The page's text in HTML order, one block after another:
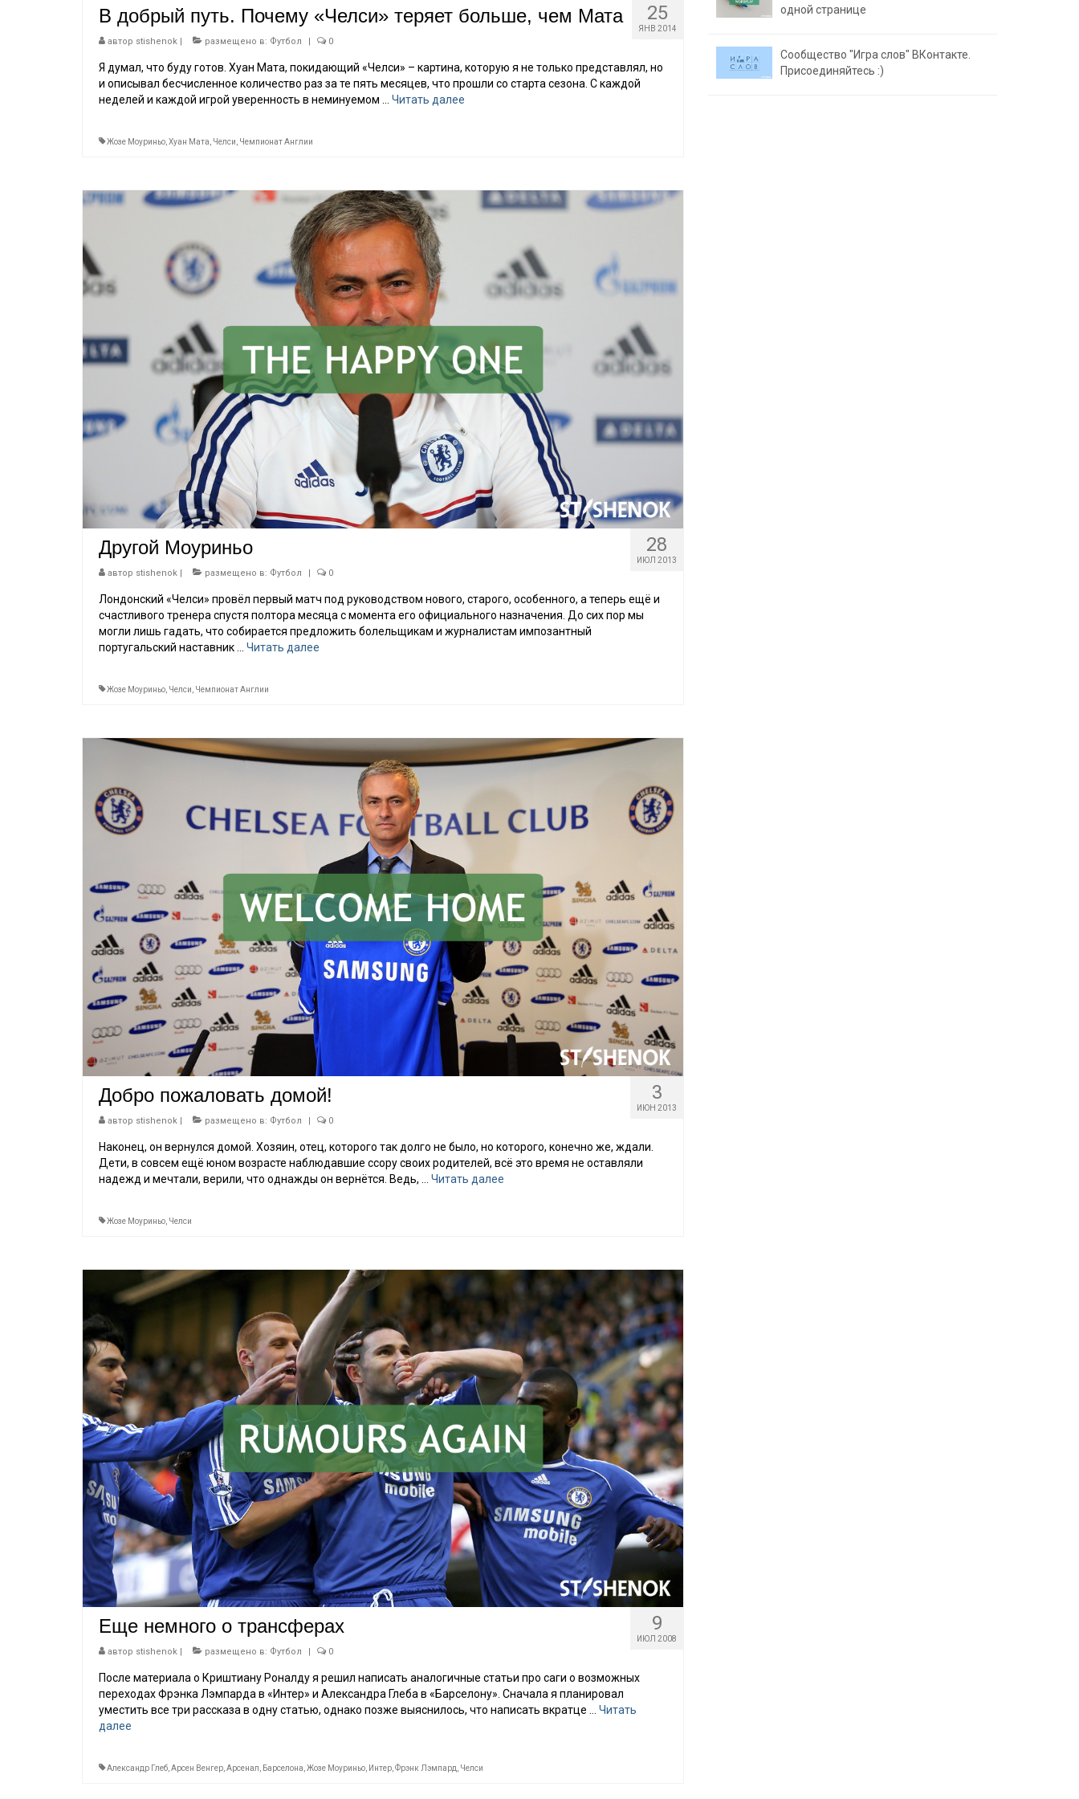
25
ЯНВ 2014
В добрый путь. Почему «Челси» теряет больше, чем Мата
автор stishenok размещено в: Футбол 0
Я думал, что буду готов. Хуан Мата, покидающий «Челси» – картина, которую я не только представлял, но
и описывал бесчисленное количество раз за те пять месяцев, что прошли со старта сезона. С каждой
неделей и каждой игрой уверенность в неминуемом … Читать далее
Жозе Моуриньо Хуан Мата Челси Чемпионат Англии
28
ИЮЛ 2013
Другой Моуриньо
автор stishenok | размещено в: Футбол | 0
Лондонский «Челси» провёл первый матч под руководством нового, старого, особенного, а теперь ещё и
счастливого тренера спустя полтора месяца с момента его официального назначения. До сих пор мы
могли лишь гадать, что собирается предложить болельщикам и журналистам импозантный
португальский наставник … Читать далее
Жозе Моуриньо Челси Чемпионат Англии
3
ИЮН 2013
Добро пожаловать домой!
автор stishenok | размещено в: Футбол | 0
Наконец, он вернулся домой. Хозяин, отец, которого так долго не было, но которого, конечно же, ждали.
Дети, в совсем ещё юном возрасте наблюдавшие ссору своих родителей, всё это время не оставляли
надежд и мечтали, верили, что однажды он вернётся. Ведь, … Читать далее
Жозе Моуриньо Челси
9
ИЮЛ 2008
Еще немного о трансферах
автор stishenok размещено в: Футбол 0
После материала о Криштиану Роналду я решил написать аналогичные статьи про саги о возможных
переходах Фрэнка Лэмпарда в «Интер» и Александра Глеба в «Барселону». Сначала я планировал
уместить все три рассказа в одну статью, однако позже выяснилось, что написать вкратце … Читать
далее
Александр Глеб,Арсен Венгер,Арсенал, Барселона,Жозе Моуриньо, Интер,Фрэнк Лэмпард, Челси
одной странице
Сообщество "Игра слов" ВКонтакте.
Присоединяйтесь :)